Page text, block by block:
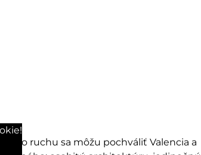
ruchu sa môžu pochváliť Valencia a